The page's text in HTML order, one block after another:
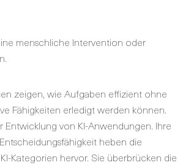
menschliche Intervention oder
zeigen, wie Aufgaben effizient ohne
Fähigkeiten erledigt werden können.
Entwicklung von KI-Anwendungen. Ihre
heben die
Kategorien hervor. Sie überbrücken die